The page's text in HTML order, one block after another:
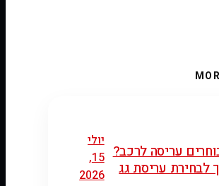
עריסה לרכב?
לבחירת עריסת גג
יולי
15,
2026